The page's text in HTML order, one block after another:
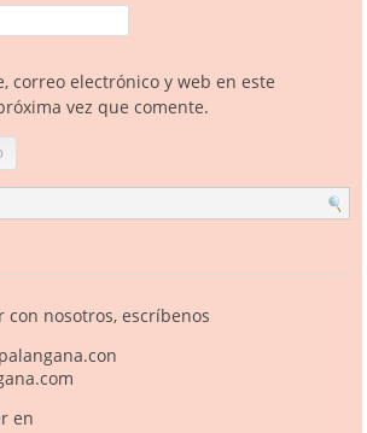
correo electrónico y web en este
vez que comente.
con nosotros, escríbenos
en